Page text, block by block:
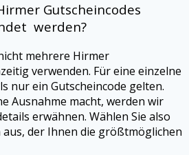
Gutscheincodes
werden?
mehrere Hirmer
verwenden. Für eine einzelne
nur ein Gutscheincode gelten.
Ausnahme macht, werden wir
erwähnen. Wählen Sie also
aus, der Ihnen die größtmöglichen